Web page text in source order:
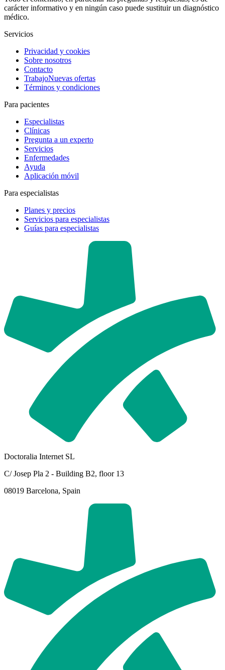
carácter informativo y en ningún caso puede sustituir un diagnóstico
médico.
Servicios
Privacidad y cookies
Sobre nosotros
Contacto
TrabajoNuevas ofertas
Términos y condiciones
Para pacientes
Especialistas
Clínicas
Pregunta a un experto
Servicios
Enfermedades
Ayuda
Aplicación móvil
Para especialistas
Planes y precios
Servicios para especialistas
Guías para especialistas
Doctoralia Internet SL
C/ Josep Pla 2 - Building B2, floor 13
08019 Barcelona, Spain